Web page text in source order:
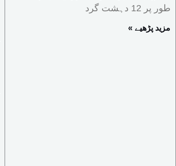
طور پر 12 دہشت گرد
« مزید پڑھیے